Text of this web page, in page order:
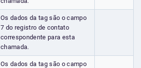
Os dados da tag são o campo
7 do registro de contato
correspondente para esta
chamada.
Os dados da tag são o campo